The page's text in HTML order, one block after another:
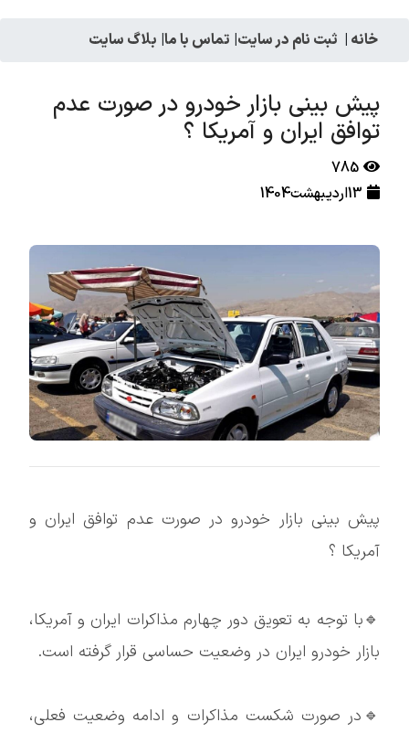
خانه | ثبت نام در سایت| تماس با ما| بلاگ سایت
پیش بینی بازار خودرو در صورت عدم
توافق ایران و آمریکا ؟
785
13اردیبهشت1404
پیش بینی بازار خودرو در صورت عدم توافق ایران و
آمریکا ؟
🔹با توجه به تعویق دور چهارم مذاکرات ایران و آمریکا،
بازار خودرو ایران در وضعیت حساسی قرار گرفته است.
🔹در صورت شکست مذاکرات و ادامه وضعیت فعلی،